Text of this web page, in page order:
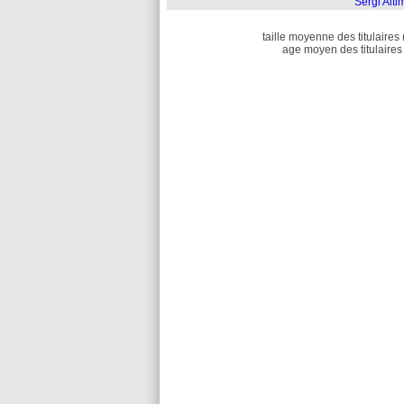
taille moyenne des titulaires
age moyen des titulaires